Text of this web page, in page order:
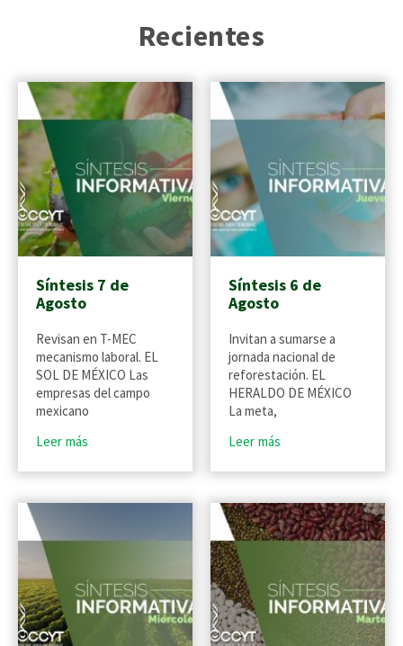
Recientes
Síntesis 7 de
Agosto
Revisan en T-MEC
mecanismo laboral. EL
SOL DE MÉXICO Las
empresas del campo
mexicano
Leer más
Síntesis 6 de
Agosto
Invitan a sumarse a
jornada nacional de
reforestación. EL
HERALDO DE MÉXICO
La meta,
Leer más